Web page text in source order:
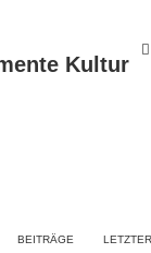
Kultur
BEITRÄGE